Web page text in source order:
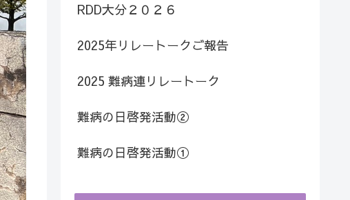
RDD大分２０２６
2025年リレートークご報告
2025 難病連リレートーク
難病の日啓発活動②
難病の日啓発活動①